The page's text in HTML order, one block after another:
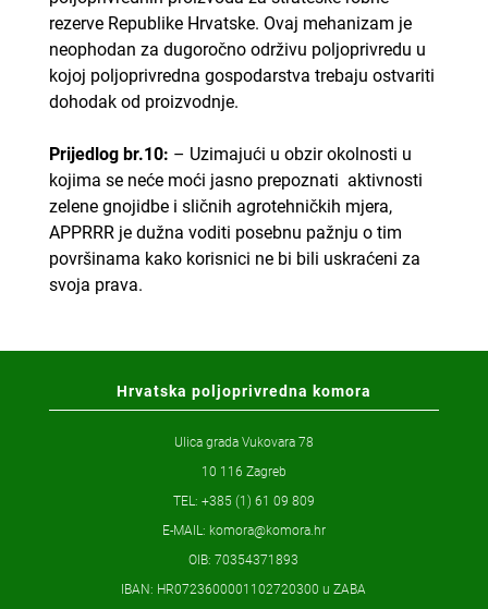
rezerve Republike Hrvatske. Ovaj mehanizam je
neophodan za dugoročno održivu poljoprivredu u
kojoj poljoprivredna gospodarstva trebaju ostvariti
dohodak od proizvodnje.
Prijedlog br.10: – Uzimajući u obzir okolnosti u
kojima se neće moći jasno prepoznati aktivnosti
zelene gnojidbe i sličnih agrotehničkih mjera,
APPRRR je dužna voditi posebnu pažnju o tim
površinama kako korisnici ne bi bili uskraćeni za
svoja prava.
Hrvatska poljoprivredna komora
Ulica grada Vukovara 78
10 116 Zagreb
TEL: +385 (1) 61 09 809
E-MAIL: komora@komora.hr
OIB: 70354371893
IBAN: HR0723600001102720300 u ZABA